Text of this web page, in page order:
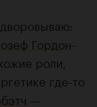
Гордон-
роли,
где-то
—